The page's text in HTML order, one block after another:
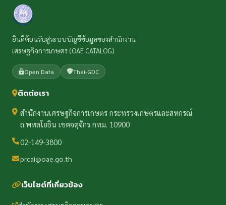
ยินดีต้อนรับสู่ระบบบัญชีข้อมูลของสำนักงาน
เศรษฐกิจการเกษตร (OAE CATALOG)
Open Data Thai-GDC
ติดต่อเรา
สำนักงานเศรษฐกิจการเกษตร กระทรวงเกษตรและสหกรณ์
ถ.พหลโยธิน เขตจตุจักร กทม. 10900
02-149-3800
prcai@oae.go.th
เว็บไซต์ที่เกี่ยวข้อง